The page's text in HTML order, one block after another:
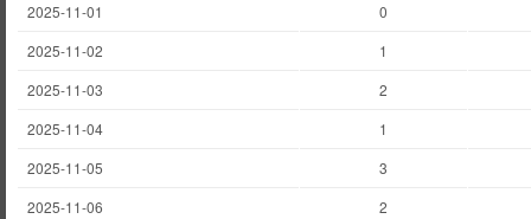
2025-11-01
0
2025-11-02
1
2025-11-03
2
2025-11-04
1
2025-11-05
3
2025-11-06
2